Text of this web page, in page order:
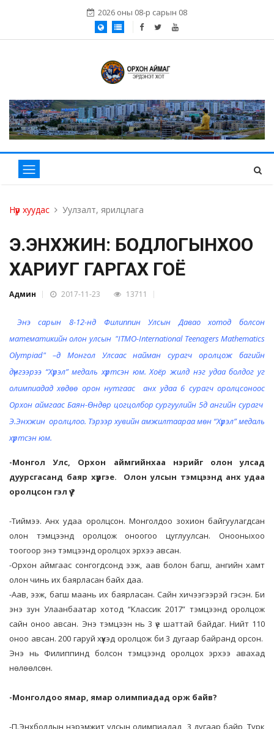
2026 оны 08-р сарын 08
Нүүр хуудас Уулзалт, ярилцлага
Э.ЭНХЖИН: БОДЛОГЫНХОО
ХАРИУГ ГАРГАХ ГОЁ
Админ 2017-11-23 13711
Энэ сарын 8-12-нд Филиппин Улсын Давао хотод болсон
математикийн олон улсын "ITMO-International Teenagers Mathematics
Olympiad" –д Монгол Улсаас найман сурагч оролцож багийн
дүнгээрээ “Хүрэл” медаль хүртсэн юм. Хоёр жилд нэг удаа болдог уг
олимпиадад хөдөө орон нутгаас анх удаа 6 сурагч оролцсоноос
Орхон аймгаас Баян-Өндөр цогцолбор сургуулийн 5д ангийн сурагч
Э.Энхжин оролцлоо. Тэрээр хувийн амжилтаараа мөн “Хүрэл” медаль
хүртсэн юм.
-Монгол Улс, Орхон аймгийнхаа нэрийг олон улсад
дуурсгасанд баяр хүргэе. Олон улсын тэмцээнд анх удаа
оролцсон гэл үү ?
-Тиймээ. Анх удаа оролцсон. Монголдоо зохион байгуулагдсан
олон тэмцээнд оролцож оноогоо цуглуулсан. Онооныхоо
тоогоор энэ тэмцээнд оролцох эрхээ авсан.
-Орхон аймгаас сонгогдсонд ээж, аав болон багш, ангийн хамт
олон чинь их баярласан байх даа.
-Аав, ээж, багш маань их баярласан. Сайн хичээгээрэй гэсэн. Би
энэ зун Улаанбаатар хотод “Классик 2017” тэмцээнд оролцож
сайн оноо авсан. Энэ тэмцээн нь 3 үе шаттай байдаг. Нийт 110
оноо авсан. 200 гаруй хүүхэд оролцож би 3 дугаар байранд орсон.
Энэ нь Филиппинд болсон тэмцээнд оролцох эрхээ авахад
нөлөөлсөн.
-Монголдоо ямар, ямар олимпиадад орж байв?
-П.Энхболдын нэрэмжит улсын олимпиадад 3 дугаар байр, Турк